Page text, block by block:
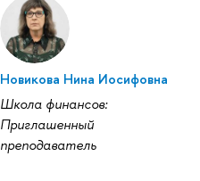
Новикова Нина Иосифовна
Школа финансов:
Приглашенный
преподаватель